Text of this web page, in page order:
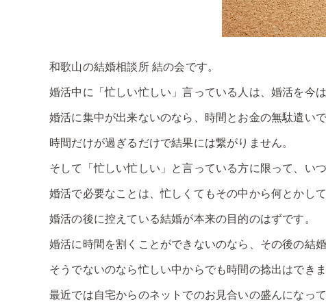
和歌山の結婚相談所 結の会です。
婚活中に「忙しい忙しい」言っている人は、婚活を今
婚活に集中が出来ないのなら、時間とお金の無駄遣いで
時間だけが過ぎるだけで結果には繋がりません。
そして「忙しい忙しい」と言っている方に限って、い
婚活で必要なことは、忙しくてもその中から何とかし
婚活の後に控えている結婚が本来の目的のはずです。
婚活に時間を割くことができないのなら、その後の結
そうでないのなら忙しい中からでも時間の捻出はでき
最近では自宅からのネットでのお見合いの盛んになって